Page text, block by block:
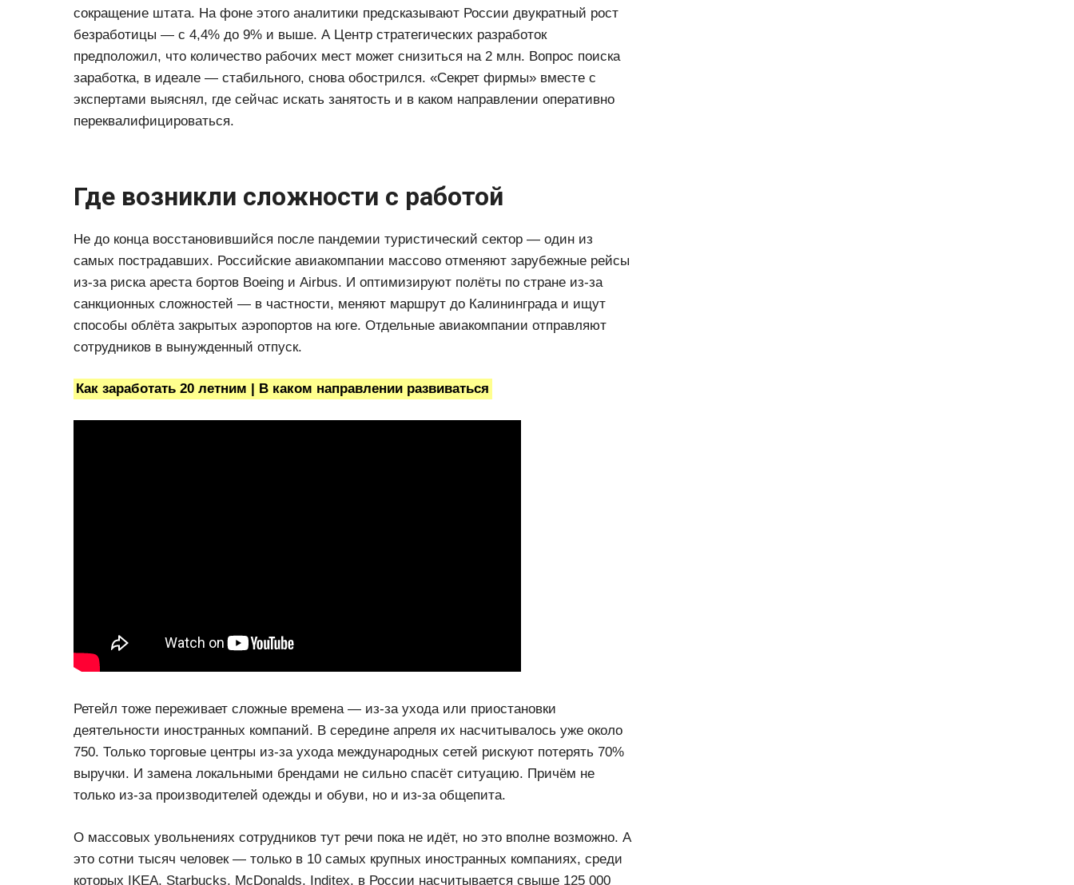
сокращение штата. На фоне этого аналитики предсказывают России двукратный рост
безработицы — с 4,4% до 9% и выше. А Центр стратегических разработок
предположил, что количество рабочих мест может снизиться на 2 млн. Вопрос поиска
заработка, в идеале — стабильного, снова обострился. «Секрет фирмы» вместе с
экспертами выяснял, где сейчас искать занятость и в каком направлении оперативно
переквалифицироваться.
Где возникли сложности с работой
Не до конца восстановившийся после пандемии туристический сектор — один из
самых пострадавших. Российские авиакомпании массово отменяют зарубежные рейсы
из-за риска ареста бортов Boeing и Airbus. И оптимизируют полёты по стране из-за
санкционных сложностей — в частности, меняют маршрут до Калининграда и ищут
способы облёта закрытых аэропортов на юге. Отдельные авиакомпании отправляют
сотрудников в вынужденный отпуск.
Как заработать 20 летним | В каком направлении развиваться
Ретейл тоже переживает сложные времена — из-за ухода или приостановки
деятельности иностранных компаний. В середине апреля их насчитывалось уже около
750. Только торговые центры из-за ухода международных сетей рискуют потерять 70%
выручки. И замена локальными брендами не сильно спасёт ситуацию. Причём не
только из-за производителей одежды и обуви, но и из-за общепита.
О массовых увольнениях сотрудников тут речи пока не идёт, но это вполне возможно. А
это сотни тысяч человек — только в 10 самых крупных иностранных компаниях, среди
которых IKEA, Starbucks, McDonalds, Inditex, в России насчитывается свыше 125 000